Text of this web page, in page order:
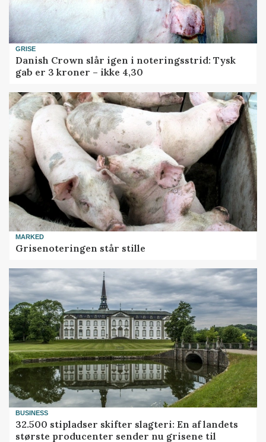
GRISE
Danish Crown slår igen i noteringsstrid: Tysk
gab er 3 kroner – ikke 4,30
MARKED
Grisenoteringen står stille
BUSINESS
32.500 stipladser skifter slagteri: En af landets
største producenter sender nu grisene til